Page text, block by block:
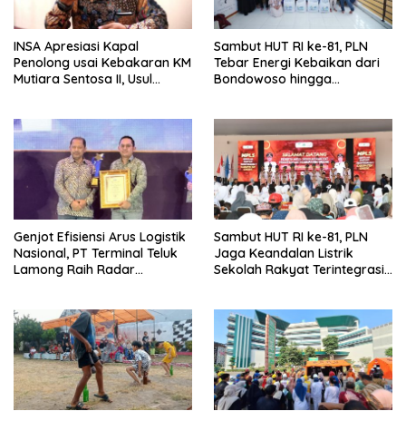
INSA Apresiasi Kapal
Penolong usai Kebakaran KM
Mutiara Sentosa II, Usul
Sambut HUT RI ke-81, PLN
Tebar Energi Kebaikan dari
Bondowoso hingga
Genjot Efisiensi Arus Logistik
Nasional, PT Terminal Teluk
Lamong Raih Radar
Sambut HUT RI ke-81, PLN
Jaga Keandalan Listrik
Sekolah Rakyat Terintegrasi 1